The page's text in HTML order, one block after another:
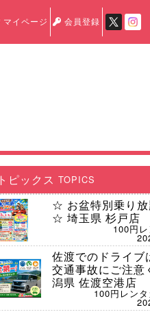
マイページ 会員登録
トピックス TOPICS
☆ お盆特別乗り放
☆ 埼玉県 杉戸店
100円
佐渡でのドライブ
交通事故にご注意
潟県 佐渡空港店
100円レン